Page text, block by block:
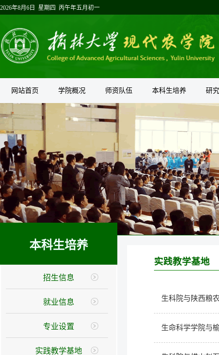
2026年8月6日 星期四 丙午年五月初一
网站首页 学院概况 师资队伍 本科生培养 研
本科生培养
招生信息
就业信息
专业设置
实践教学基地
实践教学基地
生科院与陕西粮
生命科学学院与